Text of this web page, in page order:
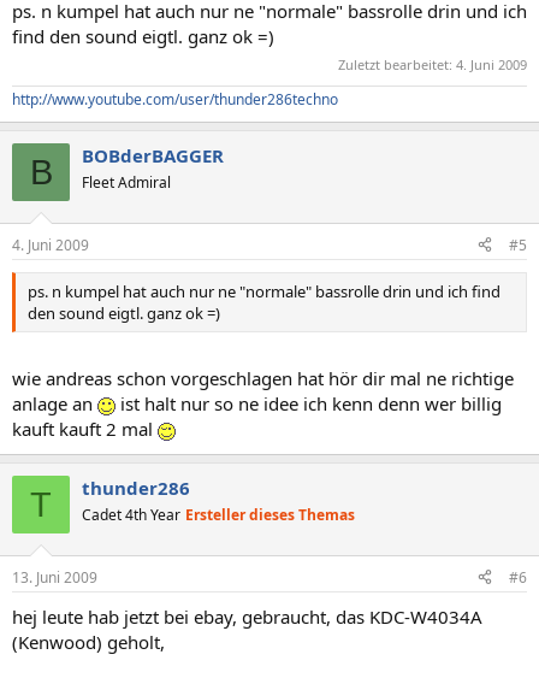
ps. n kumpel hat auch nur ne "normale" bassrolle drin und ich
find den sound eigtl. ganz ok =)
Zuletzt bearbeitet: 4. Juni 2009
http://www.youtube.com/user/thunder286techno
B BOBderBAGGER
Fleet Admiral
4. Juni 2009 #5
ps. n kumpel hat auch nur ne "normale" bassrolle drin und ich find
den sound eigtl. ganz ok =)
wie andreas schon vorgeschlagen hat hör dir mal ne richtige
anlage an
ist halt nur so ne idee ich kenn denn wer billig
kauft kauft 2 mal
T thunder286
Cadet 4th Year Ersteller dieses Themas
13. Juni 2009 #6
hej leute hab jetzt bei ebay, gebraucht, das KDC-W4034A
(Kenwood) geholt,